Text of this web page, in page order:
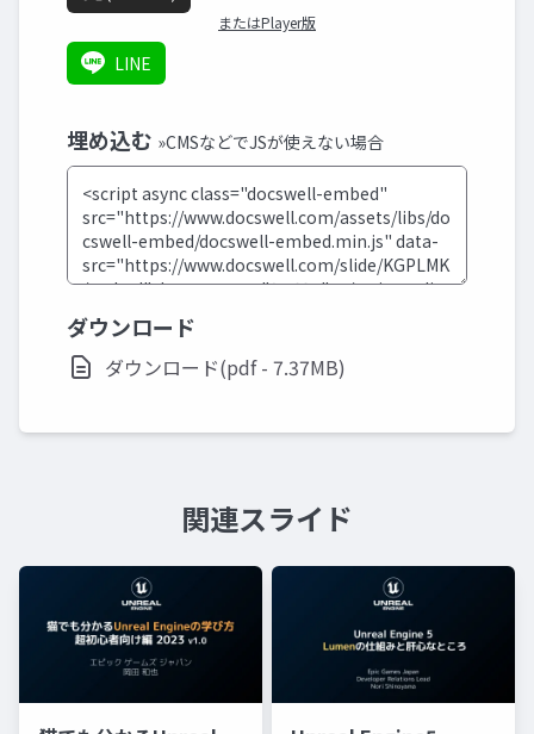
またはPlayer版
LINE
埋め込む »CMSなどでJSが使えない場合
ダウンロード
ダウンロード(pdf - 7.37MB)
関連スライド